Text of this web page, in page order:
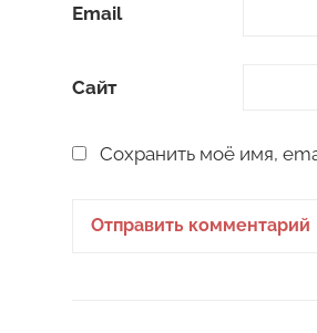
Email
Сайт
Сохранить моё имя,